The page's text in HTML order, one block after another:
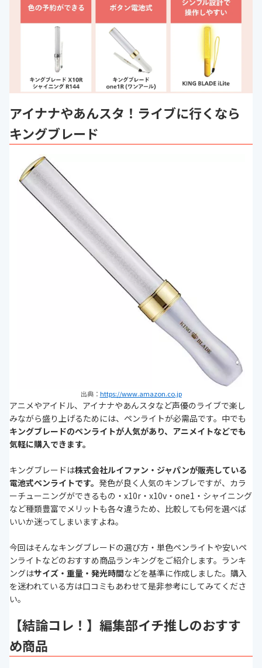
アイナナやあんスタ！ライブに行くなら
キングブレード
出典： https://www.amazon.co.jp
アニメやアイドル、アイナナやあんスタなど声優のライブで楽し
みながら盛り上げるためには、ペンライトが必需品です。中でも
キングブレードのペンライトが人気があり、アニメイトなどでも
気軽に購入できます。
キングブレードは株式会社ルイファン・ジャパンが販売している
電池式ペンライトです。 発色が良く人気のキンブレですが、カラ
ーチューニングができるもの・x10r・x10v・one1・シャイニング
など種類豊富でメリットも各々違うため、比較しても何を選べば
いいか迷ってしまいますよね。
今回はそんなキングブレードの選び方・単色ペンライトや安いペ
ンライトなどのおすすめ商品ランキングをご紹介します。ランキ
ングはサイズ・重量・発光時間などを基準に作成しました。購入
を迷われている方は口コミもあわせて是非参考にしてみてくださ
い。
【結論コレ！】編集部イチ推しのおすす
め商品